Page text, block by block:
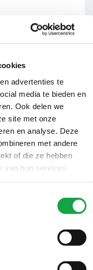
advertenties te
media te bieden en
Ook delen we
site met onze
en analyse. Deze
met andere
of die ze hebben
van hun services.